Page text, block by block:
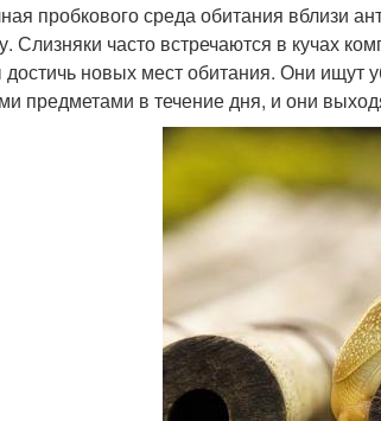
пробкового среда обитания вблизи
Слизняки часто встречаются в кучах
достичь новых мест обитания. Они ищут
предметами в течение дня, и они